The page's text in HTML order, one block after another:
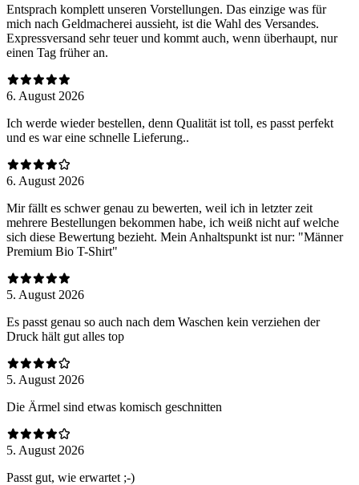
Entsprach komplett unseren Vorstellungen. Das einzige was für
mich nach Geldmacherei aussieht, ist die Wahl des Versandes.
Expressversand sehr teuer und kommt auch, wenn überhaupt, nur
einen Tag früher an.
6. August 2026
Ich werde wieder bestellen, denn Qualität ist toll, es passt perfekt
und es war eine schnelle Lieferung..
6. August 2026
Mir fällt es schwer genau zu bewerten, weil ich in letzter zeit
mehrere Bestellungen bekommen habe, ich weiß nicht auf welche
sich diese Bewertung bezieht. Mein Anhaltspunkt ist nur: "Männer
Premium Bio T-Shirt"
5. August 2026
Es passt genau so auch nach dem Waschen kein verziehen der
Druck hält gut alles top
5. August 2026
Die Ärmel sind etwas komisch geschnitten
5. August 2026
Passt gut, wie erwartet ;-)